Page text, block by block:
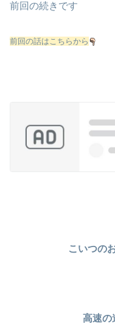
前回の続きです
前回の話はこちらから
こいつの
高速の